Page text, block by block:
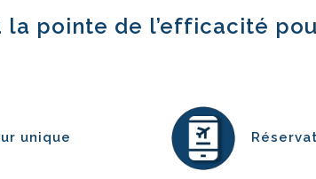
la pointe de l’efficacité
unique